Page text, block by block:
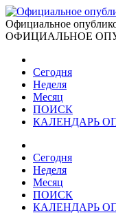
Официальное
ОФИЦИАЛЬНОЕ
Сегодня
Неделя
Месяц
ПОИСК
КАЛЕНДАРЬ
Сегодня
Неделя
Месяц
ПОИСК
КАЛЕНДАРЬ